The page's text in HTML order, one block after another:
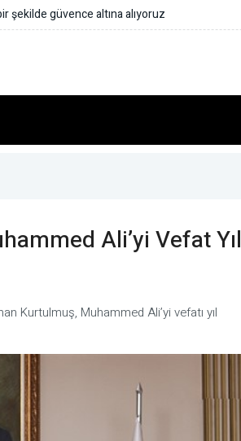
şekilde güvence altına alıyoruz
Ali’yi Vefat Yıl
Kurtulmuş, Muhammed Ali’yi vefatı yıl